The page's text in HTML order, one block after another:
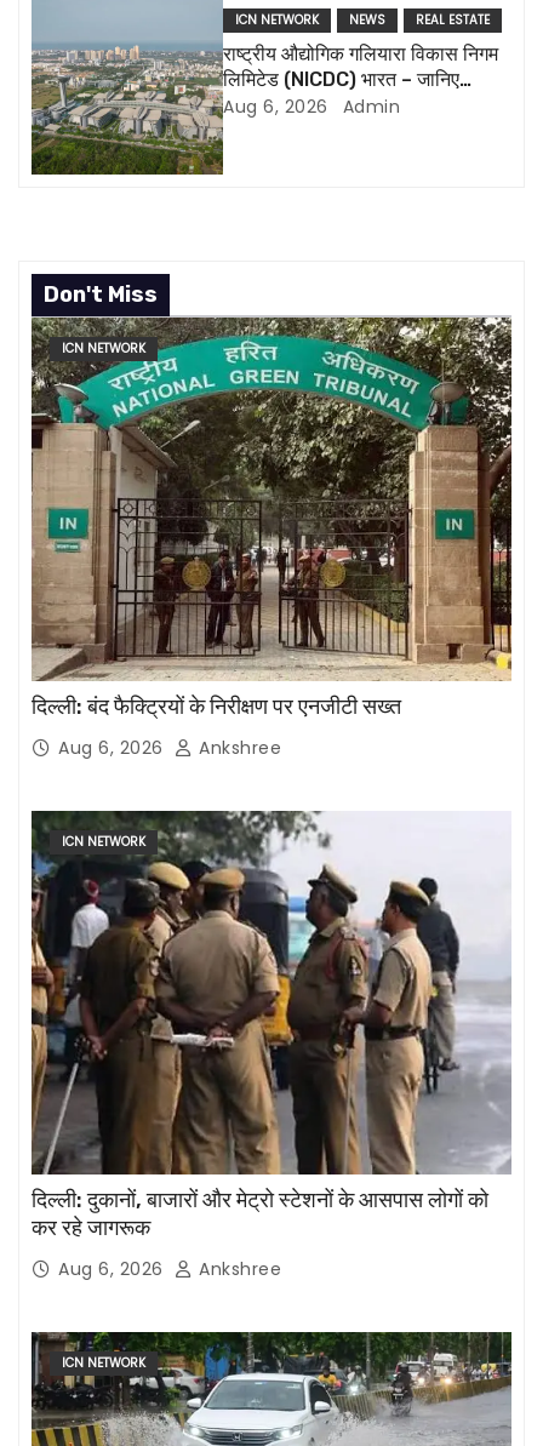
o
n
ICN NETWORK NEWS REAL ESTATE
राष्ट्रीय औद्योगिक गलियारा विकास निगम
लिमिटेड (NICDC) भारत – जानिए
सबकुछ
Aug 6, 2026 Admin
Don't Miss
ICN NETWORK
दिल्ली: बंद फैक्ट्रियों के निरीक्षण पर एनजीटी सख्त
Aug 6, 2026 Ankshree
ICN NETWORK
दिल्ली: दुकानों, बाजारों और मेट्रो स्टेशनों के आसपास लोगों को
कर रहे जागरूक
Aug 6, 2026 Ankshree
ICN NETWORK